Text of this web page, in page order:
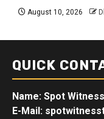
August 10, 2026
QUICK
Name: Spot
E-Mail: